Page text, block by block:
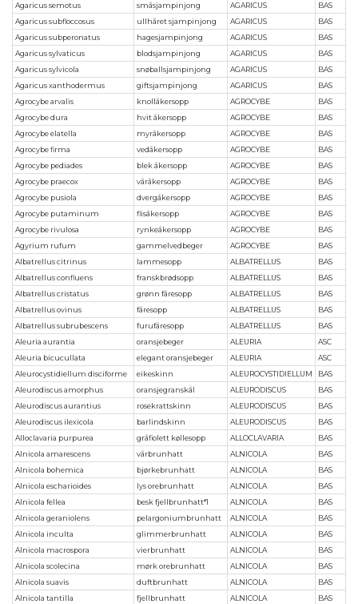
Agaricus semotus
småsjampinjong AGARICUS
BAS
Agaricus subfloccosus
ullhåret sjampinjong AGARICUS
BAS
Agaricus subperonatus
hagesjampinjong AGARICUS
BAS
Agaricus sylvaticus
blodsjampinjong AGARICUS
BAS
Agaricus sylvicola
snøballsjampinjong AGARICUS
BAS
Agaricus xanthodermus
giftsjampinjong AGARICUS
BAS
Agrocybe arvalis
knollåkersopp AGROCYBE
BAS
Agrocybe dura
hvit åkersopp AGROCYBE
BAS
Agrocybe elatella
myråkersopp AGROCYBE
BAS
Agrocybe firma
vedåkersopp AGROCYBE
BAS
Agrocybe pediades
blek åkersopp AGROCYBE
BAS
Agrocybe praecox
våråkersopp AGROCYBE
BAS
Agrocybe pusiola
dvergåkersopp AGROCYBE
BAS
Agrocybe putaminum
flisåkersopp AGROCYBE
BAS
Agrocybe rivulosa
rynkeåkersopp AGROCYBE
BAS
Agyrium rufum
gammelvedbeger AGROCYBE
BAS
Albatrellus citrinus
lammesopp ALBATRELLUS
BAS
Albatrellus confluens
franskbrødsopp ALBATRELLUS
BAS
Albatrellus cristatus
grønn fåresopp ALBATRELLUS
BAS
Albatrellus ovinus
fåresopp ALBATRELLUS
BAS
Albatrellus subrubescens
furufåresopp ALBATRELLUS
BAS
Aleuria aurantia
oransjebeger ALEURIA
ASC
Aleuria bicucullata
elegant oransjebeger ALEURIA
ASC
Aleurocystidiellum disciforme
eikeskinn ALEUROCYSTIDIELLUM
BAS
Aleurodiscus amorphus
oransjegranskål ALEURODISCUS
BAS
Aleurodiscus aurantius
rosekrattskinn ALEURODISCUS
BAS
Aleurodiscus ilexicola
barlindskinn ALEURODISCUS
BAS
Alloclavaria purpurea
gråfiolett køllesopp ALLOCLAVARIA
BAS
Alnicola amarescens
vårbrunhatt ALNICOLA
BAS
Alnicola bohemica
bjørkebrunhatt ALNICOLA
BAS
Alnicola escharioides
lys orebrunhatt ALNICOLA
BAS
Alnicola fellea
besk fjellbrunhatt*1 ALNICOLA
BAS
Alnicola geraniolens
pelargoniumbrunhatt ALNICOLA
BAS
Alnicola inculta
glimmerbrunhatt ALNICOLA
BAS
Alnicola macrospora
vierbrunhatt ALNICOLA
BAS
Alnicola scolecina
mørk orebrunhatt ALNICOLA
BAS
Alnicola suavis
duftbrunhatt ALNICOLA
BAS
Alnicola tantilla
fjellbrunhatt ALNICOLA
BAS